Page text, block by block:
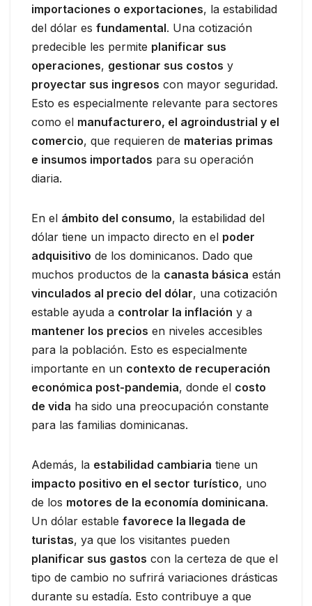
importaciones o exportaciones, la estabilidad
del dólar es fundamental. Una cotización
predecible les permite planificar sus
operaciones, gestionar sus costos y
proyectar sus ingresos con mayor seguridad.
Esto es especialmente relevante para sectores
como el manufacturero, el agroindustrial y el
comercio, que requieren de materias primas
e insumos importados para su operación
diaria.
En el ámbito del consumo, la estabilidad del
dólar tiene un impacto directo en el poder
adquisitivo de los dominicanos. Dado que
muchos productos de la canasta básica están
vinculados al precio del dólar, una cotización
estable ayuda a controlar la inflación y a
mantener los precios en niveles accesibles
para la población. Esto es especialmente
importante en un contexto de recuperación
económica post-pandemia, donde el costo
de vida ha sido una preocupación constante
para las familias dominicanas.
Además, la estabilidad cambiaria tiene un
impacto positivo en el sector turístico, uno
de los motores de la economía dominicana.
Un dólar estable favorece la llegada de
turistas, ya que los visitantes pueden
planificar sus gastos con la certeza de que el
tipo de cambio no sufrirá variaciones drásticas
durante su estadía. Esto contribuye a que